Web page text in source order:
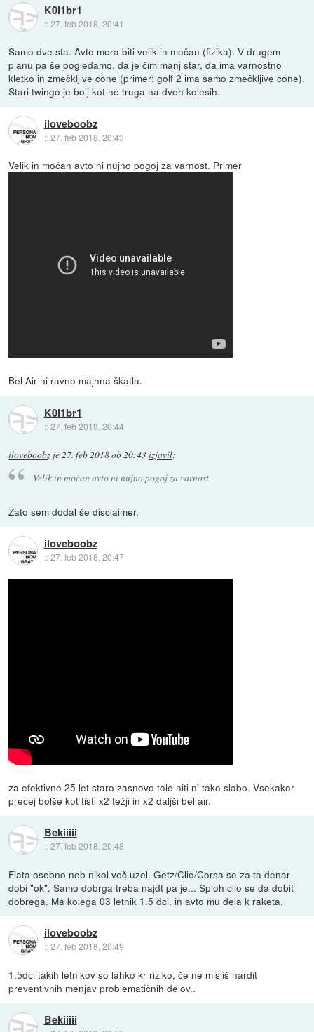
K0l1br1
::27. feb 2018, 20:41
Samo dve sta. Avto mora biti velik in močan (fizika). V drugem
planu pa še pogledamo, da je čim manj star, da ima varnostno
kletko in zmečkljive cone (primer: golf 2 ima samo zmečkljive cone).
Stari twingo je bolj kot ne truga na dveh kolesih.
iloveboobz
::27. feb 2018, 20:43
Velik in močan avto ni nujno pogoj za varnost. Primer
Bel Air ni ravno majhna škatla.
K0l1br1
::27. feb 2018, 20:44
iloveboobz je 27. feb 2018 ob 20:43izjavil:
Velik in močan avto ni nujno pogoj za varnost.
Zato sem dodal še disclaimer.
iloveboobz
::27. feb 2018, 20:47
za efektivno 25 let staro zasnovo tole niti ni tako slabo. Vsekakor
precej bolše kot tisti x2 težji in x2 daljši bel air.
Bekiiiii
::27. feb 2018, 20:48
Fiata osebno neb nikol več uzel. Getz/Clio/Corsa se za ta denar
dobi "ok". Samo dobrga treba najdt pa je... Sploh clio se da dobit
dobrega. Ma kolega 03 letnik 1.5 dci. in avto mu dela k raketa.
iloveboobz
::27. feb 2018, 20:49
1.5dci takih letnikov so lahko kr riziko, če ne misliš nardit
preventivnih menjav problematičnih delov..
Bekiiiii